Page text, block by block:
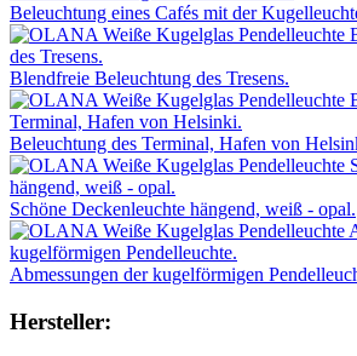
Beleuchtung eines Cafés mit der
Blendfreie Beleuchtung des Tresens.
Beleuchtung des Terminal, Hafen von
Schöne Deckenleuchte hängend, weiß - opal.
Abmessungen der kugelförmigen
Hersteller: